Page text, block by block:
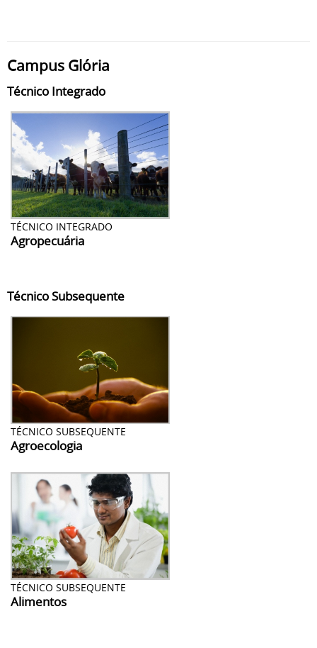
Campus Glória
Técnico Integrado
TÉCNICO INTEGRADO
Agropecuária
Técnico Subsequente
TÉCNICO SUBSEQUENTE
Agroecologia
TÉCNICO SUBSEQUENTE
Alimentos